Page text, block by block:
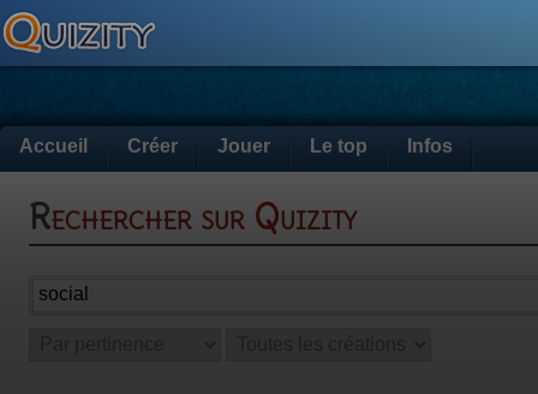
Accueil Créer Jouer Le top Infos
Rechercher sur Quizity